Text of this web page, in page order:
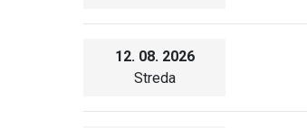
12. 08. 2026
Streda